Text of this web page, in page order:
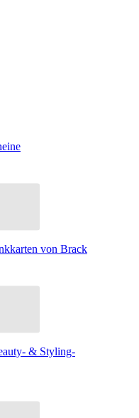
von Brack
& Styling-